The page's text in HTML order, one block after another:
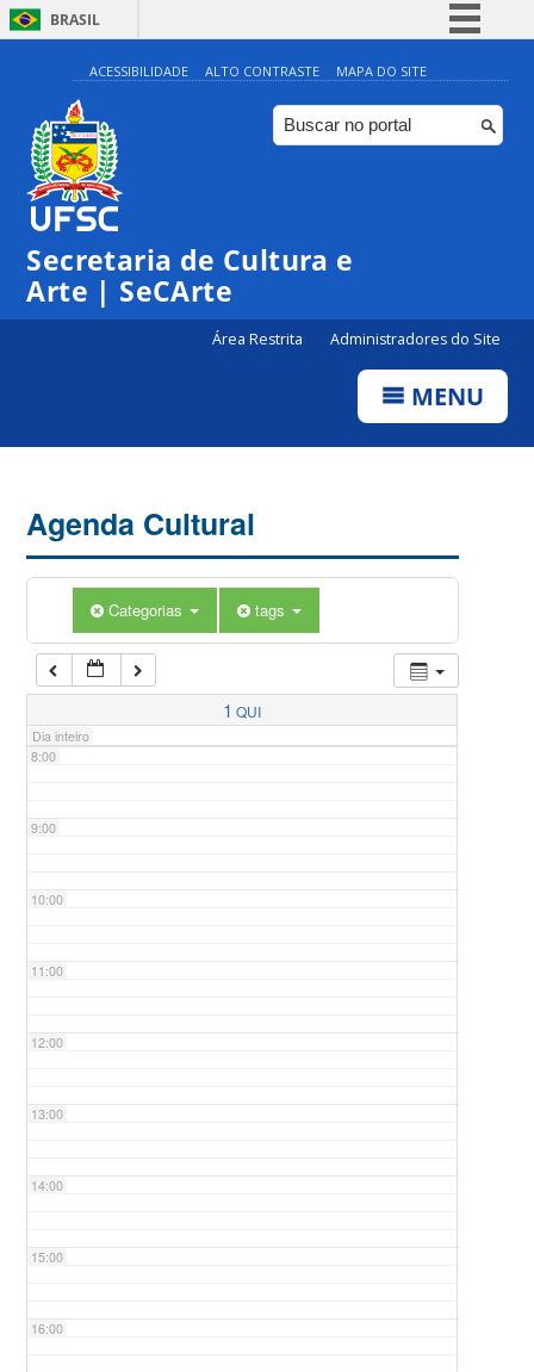
BRASIL
Simplifique!
Comunica BR
Participe
ACESSIBILIDADE ALTO CONTRASTE MAPA DO SITE
Secretaria de Cultura e
Arte | SeCArte
Área Restrita Administradores do Site
MENU
Agenda Cultural
Categorias tags
1 QUI
Dia inteiro
0:00
1:00
5:00
7:00
8:00
9:00
10:00
11:00
12:00
13:00
14:00
15:00
16:00